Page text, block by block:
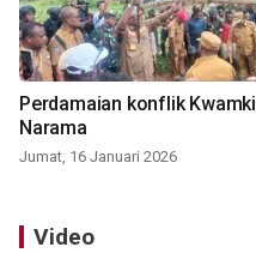
Perdamaian konflik Kwamki
Narama
Jumat, 16 Januari 2026
Video